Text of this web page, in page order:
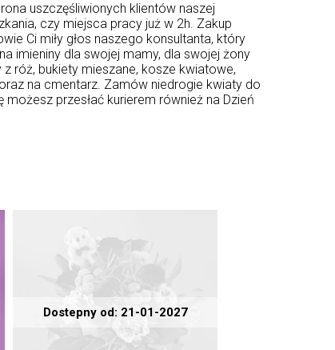
uszczęśliwionych klientów naszej
czy miejsca pracy już w 2h. Zakup
Ci miły głos naszego konsultanta, który
imieniny dla swojej mamy, dla swojej żony
róż, bukiety mieszane, kosze kwiatowe,
na cmentarz. Zamów niedrogie kwiaty do
przesłać kurierem również na Dzień
Dostepny od: 21-01-2027